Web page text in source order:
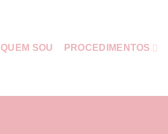
QUEM SOU PROCEDIMENTOS